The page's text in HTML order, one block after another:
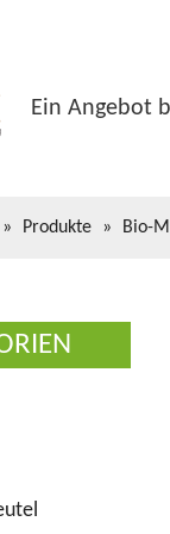
Ein Angebot
» Produkte » Bio-